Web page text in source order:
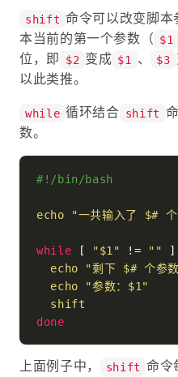
shift 命令可以改变脚本
本当前的第一个参数（ $1
位，即
$2 变成 $1 、 $3
以此类推。
while 循环结合 shift
数。
#!/bin/bash
echo "一共输入了 $# 个
while [ "$1 " != ""
echo
"剩下 $# 个参
echo
"参数： $1 "
shift
done
上面例子中， shift 命令